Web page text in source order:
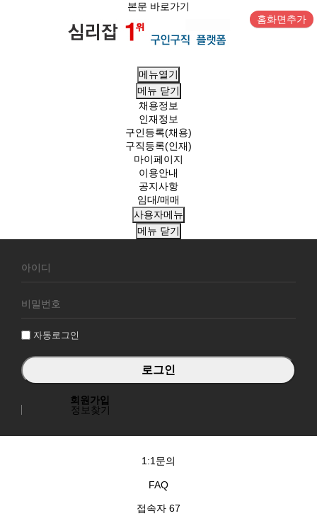
본문 바로가기
홈화면추가
메뉴열기
메뉴 닫기
채용정보
인재정보
구인등록(채용)
구직등록(인재)
마이페이지
이용안내
공지사항
임대/매매
사용자메뉴
메뉴 닫기
원
그
자동로그인
회원가입
정보찾기
1:1문의
FAQ
접속자 67